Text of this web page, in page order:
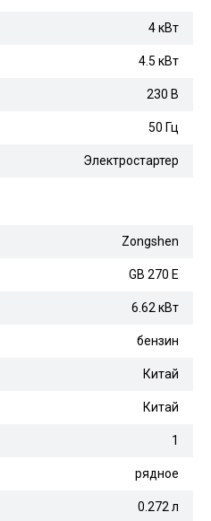
4 кВт
4.5 кВт
230 В
50 Гц
Электростартер
Zongshen
GB 270 E
6.62 кВт
бензин
Китай
Китай
1
рядное
0.272 л